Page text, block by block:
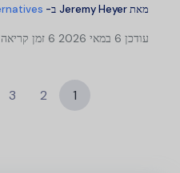
מאתJeremy Heyer ב-
עודכן 6 זמן קריאה
1
2
3